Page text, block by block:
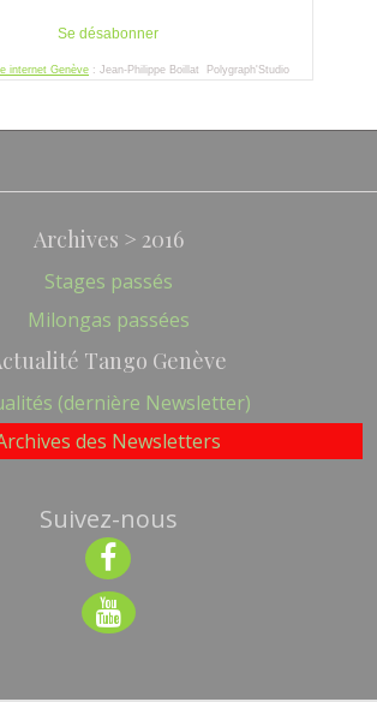
Archives > 2016
Stages passés
Milongas passées
Tango Genève
(dernière Newsletter)
des Newsletters
Suivez-nous